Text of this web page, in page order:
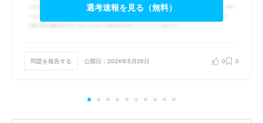
選考速報を見る（無料）
問題を報告する 公開日：2024年5月26日 0 0